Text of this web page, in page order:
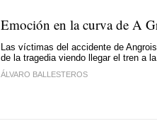
Emoción en la curva de A
Las víctimas del accidente de
de la tragedia viendo llegar el tren a
ÁLVARO BALLESTEROS